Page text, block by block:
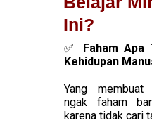
Ini?
✅ Faham Apa
Kehidupan
Yang membuat
ngak faham
karena tidak cari